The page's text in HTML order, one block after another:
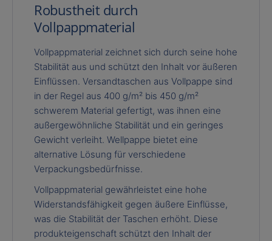
Robustheit durch
Vollpappmaterial
Vollpappmaterial zeichnet sich durch seine hohe
Stabilität aus und schützt den Inhalt vor äußeren
Einflüssen. Versandtaschen aus Vollpappe sind
in der Regel aus 400 g/m² bis 450 g/m²
schwerem Material gefertigt, was ihnen eine
außergewöhnliche Stabilität und ein geringes
Gewicht verleiht. Wellpappe bietet eine
alternative Lösung für verschiedene
Verpackungsbedürfnisse.
Vollpappmaterial gewährleistet eine hohe
Widerstandsfähigkeit gegen äußere Einflüsse,
was die Stabilität der Taschen erhöht. Diese
produkteigenschaft schützt den Inhalt der